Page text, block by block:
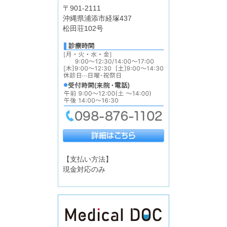
〒901-2111
沖縄県浦添市経塚437
松田荘102号
【支払い方法】
現金対応のみ